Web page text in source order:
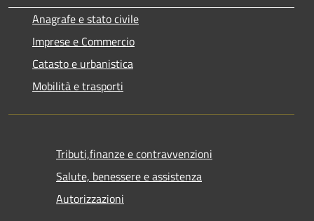
Anagrafe e stato civile
Imprese e Commercio
Catasto e urbanistica
Mobilità e trasporti
Tributi,finanze e contravvenzioni
Salute, benessere e assistenza
Autorizzazioni